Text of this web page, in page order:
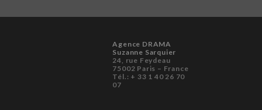
Agence DRAMA
Suzanne Sarquier
24, rue Feydeau
75002 Paris – France
Tél.: + 33 1 40 26 70
07